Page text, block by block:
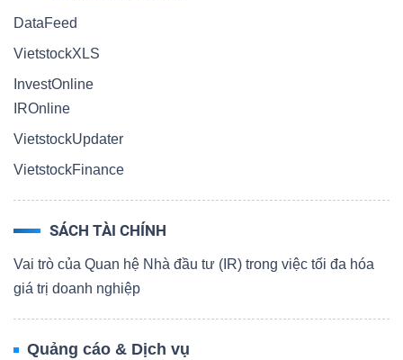
DataFeed
VietstockXLS
InvestOnline
IROnline
VietstockUpdater
VietstockFinance
SÁCH TÀI CHÍNH
Vai trò của Quan hệ Nhà đầu tư (IR) trong việc tối đa hóa
giá trị doanh nghiệp
Quảng cáo & Dịch vụ